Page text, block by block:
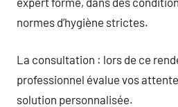
normes d’hygiène strictes.
La consultation : lors de ce
professionnel évalue vos
solution personnalisée.